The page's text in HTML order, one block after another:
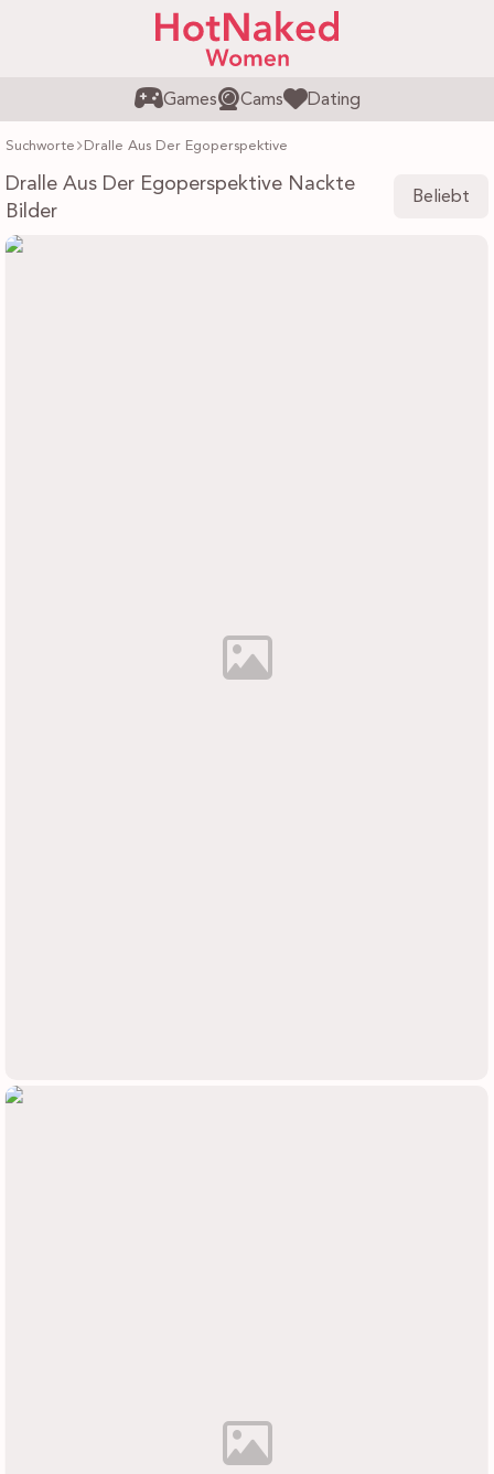
Games Cams Dating
Suchworte Dralle Aus Der Egoperspektive
Dralle Aus Der Egoperspektive Nackte
Bilder
Beliebt